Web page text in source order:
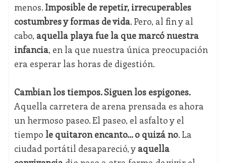
menos. Imposible de repetir, irrecuperables
costumbres y formas de vida. Pero, al fin y al
cabo, aquella playa fue la que marcó nuestra
infancia, en la que nuestra única preocupación
era esperar las horas de digestión.
Cambian los tiempos. Siguen los espigones.
Aquella carretera de arena prensada es ahora
un hermoso paseo. El paseo, el asfalto y el
tiempo le quitaron encanto… o quizá no. La
ciudad portátil desapareció, y aquella